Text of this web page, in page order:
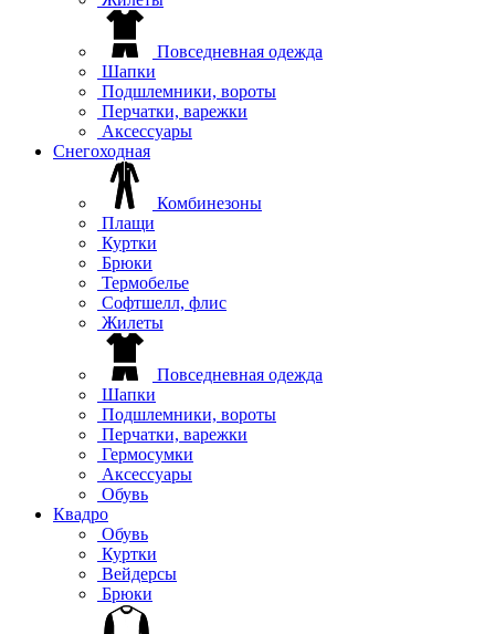
Повседневная одежда
Шапки
Подшлемники, вороты
Перчатки, варежки
Аксессуары
Снегоходная
Комбинезоны
Плащи
Куртки
Брюки
Термобелье
Софтшелл, флис
Жилеты
Повседневная одежда
Шапки
Подшлемники, вороты
Перчатки, варежки
Гермосумки
Аксессуары
Обувь
Квадро
Обувь
Куртки
Вейдерсы
Брюки